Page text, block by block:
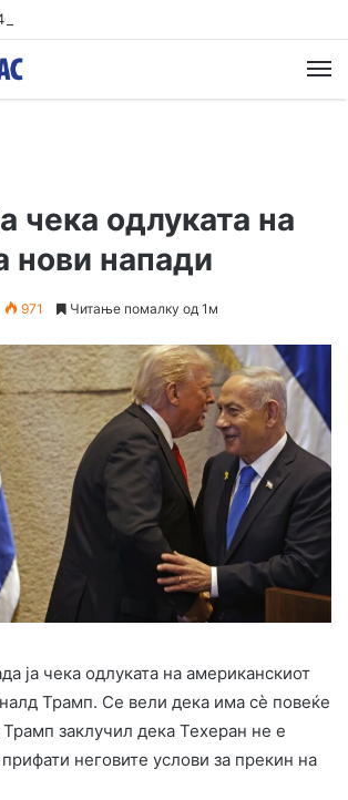
чека одлуката на
нови напади
971 Читање помалку од 1м
ја чека одлуката на американскиот
Трамп. Се вели дека има сè повеќе
заклучил дека Техеран не е
неговите услови за прекин на